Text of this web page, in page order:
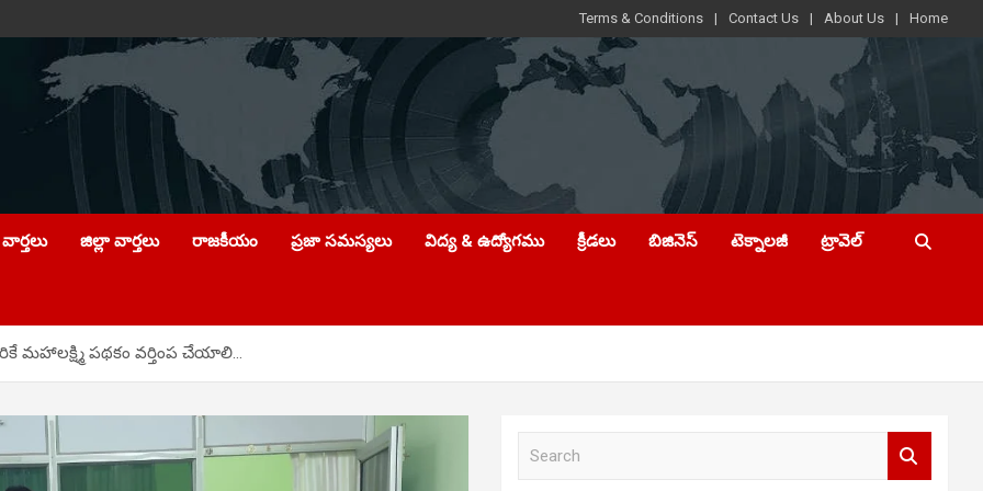
Terms & Conditions Contact Us About Us Home
జిల్లా వార్తలు రాజకీయం ప్రజా సమస్యలు విద్య & ఉద్యోగము క్రీడలు బిజినెస్ టెక్నాలజీ ట్రావెల్
మహాలక్ష్మి పథకం వర్తింప చేయాలి…